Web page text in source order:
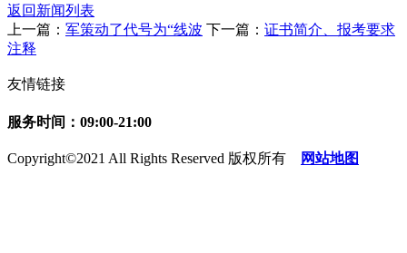
返回新闻列表
上一篇： 军策动了代号为“线波 下一篇： 证书简介、报考要求
注释
友情链接
服务时间：09:00-21:00
Copyright©2021 All Rights Reserved 版权所有 网站地图